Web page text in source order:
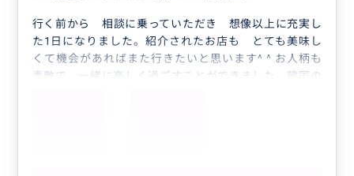
行く前から 相談に乗っていただき 想像以上に充実し
た1日になりました。紹介されたお店も とても美味し
くて機会があればまた行きたいと思います^ ^ お人柄も
素敵で 一緒に楽しく過ごすことができました。韓国の